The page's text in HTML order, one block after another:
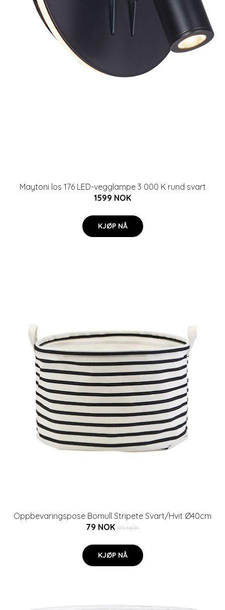
Maytoni los 176 LED-vegglampe 3 000 K rund svart
1599 NOK
KJØP NÅ
Oppbevaringspose Bomull Stripete Svart/Hvit Ø40cm
79 NOK 119 NOK
KJØP NÅ